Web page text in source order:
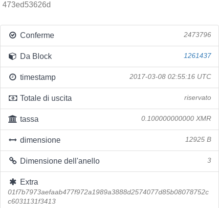
473ed53626d
Conferme 2473796
Da Block 1261437
timestamp 2017-03-08 02:55:16 UTC
Totale di uscita riservato
tassa 0.100000000000 XMR
dimensione 12925 B
Dimensione dell'anello 3
Extra
01f7b7973aefaab477f972a1989a3888d2574077d85b08078752c
c6031131f3413